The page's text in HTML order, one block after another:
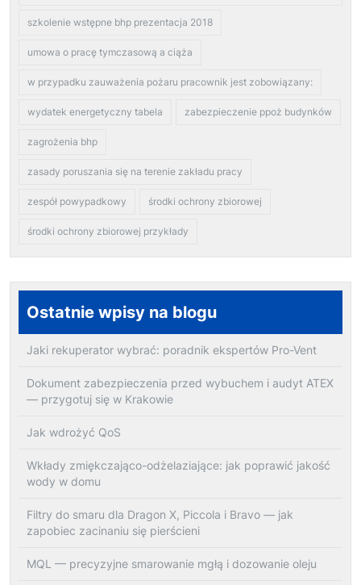
szkolenie wstępne bhp prezentacja 2018
umowa o pracę tymczasową a ciąża
w przypadku zauważenia pożaru pracownik jest zobowiązany:
wydatek energetyczny tabela zabezpieczenie ppoż budynków
zagrożenia bhp
zasady poruszania się na terenie zakładu pracy
zespół powypadkowy środki ochrony zbiorowej
środki ochrony zbiorowej przykłady
Ostatnie wpisy na blogu
Jaki rekuperator wybrać: poradnik ekspertów Pro-Vent
Dokument zabezpieczenia przed wybuchem i audyt ATEX
— przygotuj się w Krakowie
Jak wdrożyć QoS
Wkłady zmiękczająco-odżelaziające: jak poprawić jakość
wody w domu
Filtry do smaru dla Dragon X, Piccola i Bravo — jak
zapobiec zacinaniu się pierścieni
MQL — precyzyjne smarowanie mgłą i dozowanie oleju